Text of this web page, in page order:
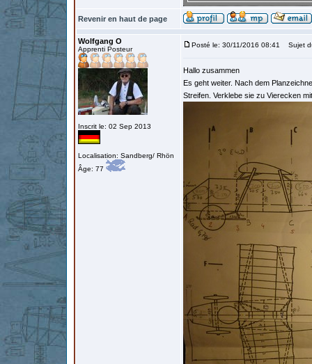
Revenir en haut de page
Wolfgang O
Apprenti Posteur
Inscrit le: 02 Sep 2013
Localisation: Sandberg/ Rhön
Âge: 77
Posté le: 30/11/2016 08:41 Sujet
Hallo zusammen
Es geht weiter. Nach dem
Streifen. Verklebe sie zu Vierecken